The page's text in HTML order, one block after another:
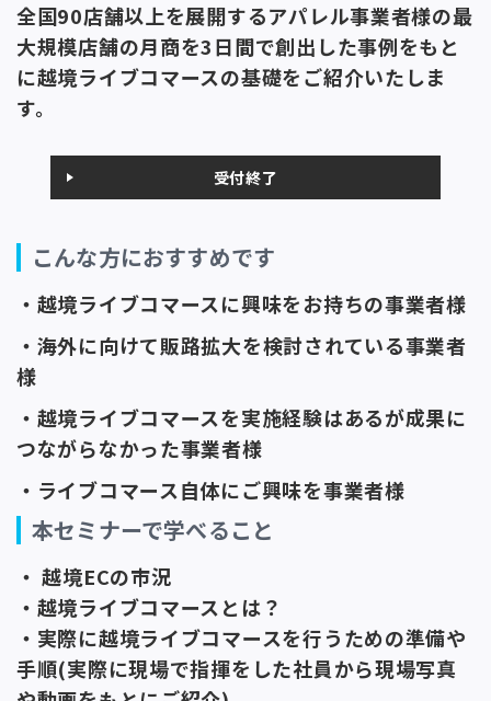
全国90店舗以上を展開するアパレル事業者様の最
大規模店舗の月商を3日間で創出した事例をもと
に越境ライブコマースの基礎をご紹介いたしま
す。
受付終了
こんな方におすすめです
・越境ライブコマースに興味をお持ちの事業者様
・海外に向けて販路拡大を検討されている事業者
様
・越境ライブコマースを実施経験はあるが成果に
つながらなかった事業者様
・ライブコマース自体にご興味を事業者様
本セミナーで学べること
・ 越境ECの市況
・越境ライブコマースとは？
・実際に越境ライブコマースを行うための準備や
手順(実際に現場で指揮をした社員から現場写真